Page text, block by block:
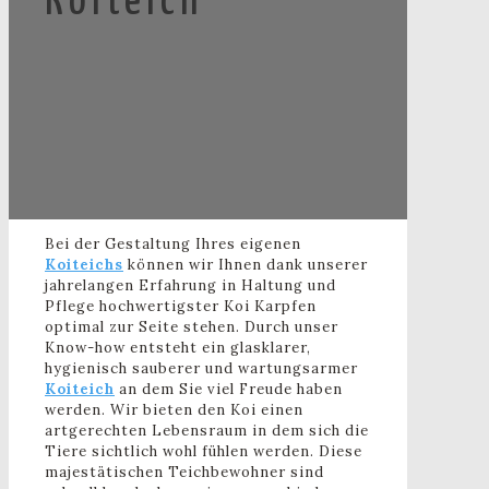
Bei der Gestaltung Ihres eigenen
Koiteichs können wir Ihnen dank unserer
jahrelangen Erfahrung in Haltung und
Pflege hochwertigster Koi Karpfen
optimal zur Seite stehen. Durch unser
Know-how entsteht ein glasklarer,
hygienisch sauberer und wartungsarmer
Koiteich an dem Sie viel Freude haben
werden. Wir bieten den Koi einen
artgerechten Lebensraum in dem sich die
Tiere sichtlich wohl fühlen werden. Diese
majestätischen Teichbewohner sind